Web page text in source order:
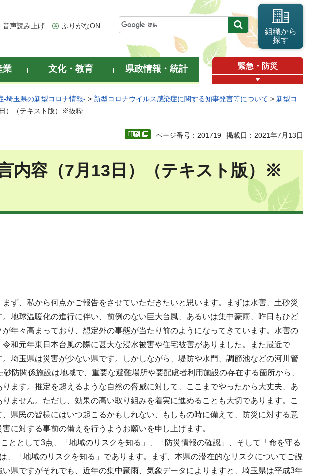
音声読み上げ ふりがなON
組織から
探す
業 文化・教育 県政情報・統計 緊急・防災
-埼玉県の新型コロナ情報- > 新型コロナウイルス感染症に関する知事発言等について > 新型コ
）（テキスト版）※抜粋
ページ番号：201719 掲載日：2021年7月13日
内容（7月13日）（テキスト版）※
ず、私から何点かご報告をさせていただきたいと思います。まずは水害、土砂災
地球温暖化の進行に伴い、前例のない巨大台風、あるいは集中豪雨、昨日もひど
年々高まっており、想定外の事態が当たり前のようになってきています。水害の
和元年東日本台風の際に甚大な浸水被害や住宅被害がありました。また最近で
埼玉県は災害が少ない県です。しかしながら、堤防や水門、調節池などの河川管
防関係施設は地域で、重要な避難場所や要配慮者利用施設の存在する箇所から、
ます。推定を超えるような自然の脅威に対して、ここまでやったから大丈夫、あ
ません。ただし、効果の高い取り組みを着実に進めることも大切であります。こ
県民の皆様にはいつ起こるかもしれない、もしもの時に備えて、防災に対する意
に対する事前の備えを行うようお願いを申し上げます。
ととして3点、「地域のリスクを知る」、「防災情報の確認」、そして「命を守る
、「地域のリスクを知る」であります。まず、本県の潜在的なリスクについてご説
県ですがそれでも、近年の集中豪雨、気象データによりますと、埼玉県は平成3年